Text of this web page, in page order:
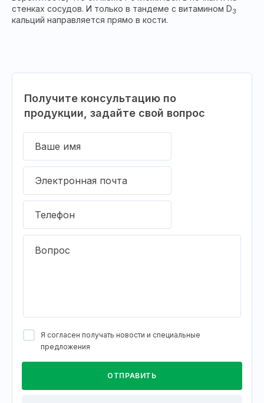
стенках сосудов. И только в тандеме с витамином D3
кальций направляется прямо в кости.
Получите консультацию по
продукции, задайте свой вопрос
Ваше имя
Электронная почта
Телефон
Вопрос
Я согласен получать новости и специальные
предложения